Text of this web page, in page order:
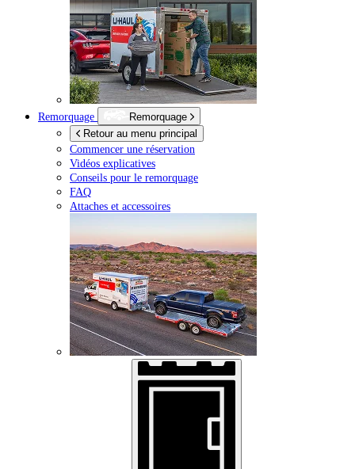
Remorquage
Remorquage
Retour au menu principal
Commencer une réservation
Vidéos explicatives
Conseils pour le remorquage
FAQ
Attaches et accessoires